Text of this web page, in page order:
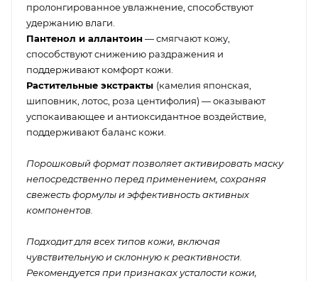
пролонгированное увлажнение, способствуют
удержанию влаги.
Пантенол и аллантоин — смягчают кожу,
способствуют снижению раздражения и
поддерживают комфорт кожи.
Растительные экстракты (камелия японская,
шиповник, лотос, роза центифолия) — оказывают
успокаивающее и антиоксидантное воздействие,
поддерживают баланс кожи.
Порошковый формат позволяет активировать маску
непосредственно перед применением, сохраняя
свежесть формулы и эффективность активных
компонентов.
Подходит для всех типов кожи, включая
чувствительную и склонную к реактивности.
Рекомендуется при признаках усталости кожи,